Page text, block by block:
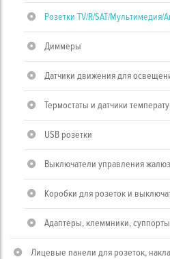
Розетки TV/R/SAT/Мультимедия/
Диммеры
Датчики движения для
Термостаты и датчики
USB розетки
Выключатели управления
Коробки для розеток и
Адаптеры, клеммники,
Лицевые панели для розеток,